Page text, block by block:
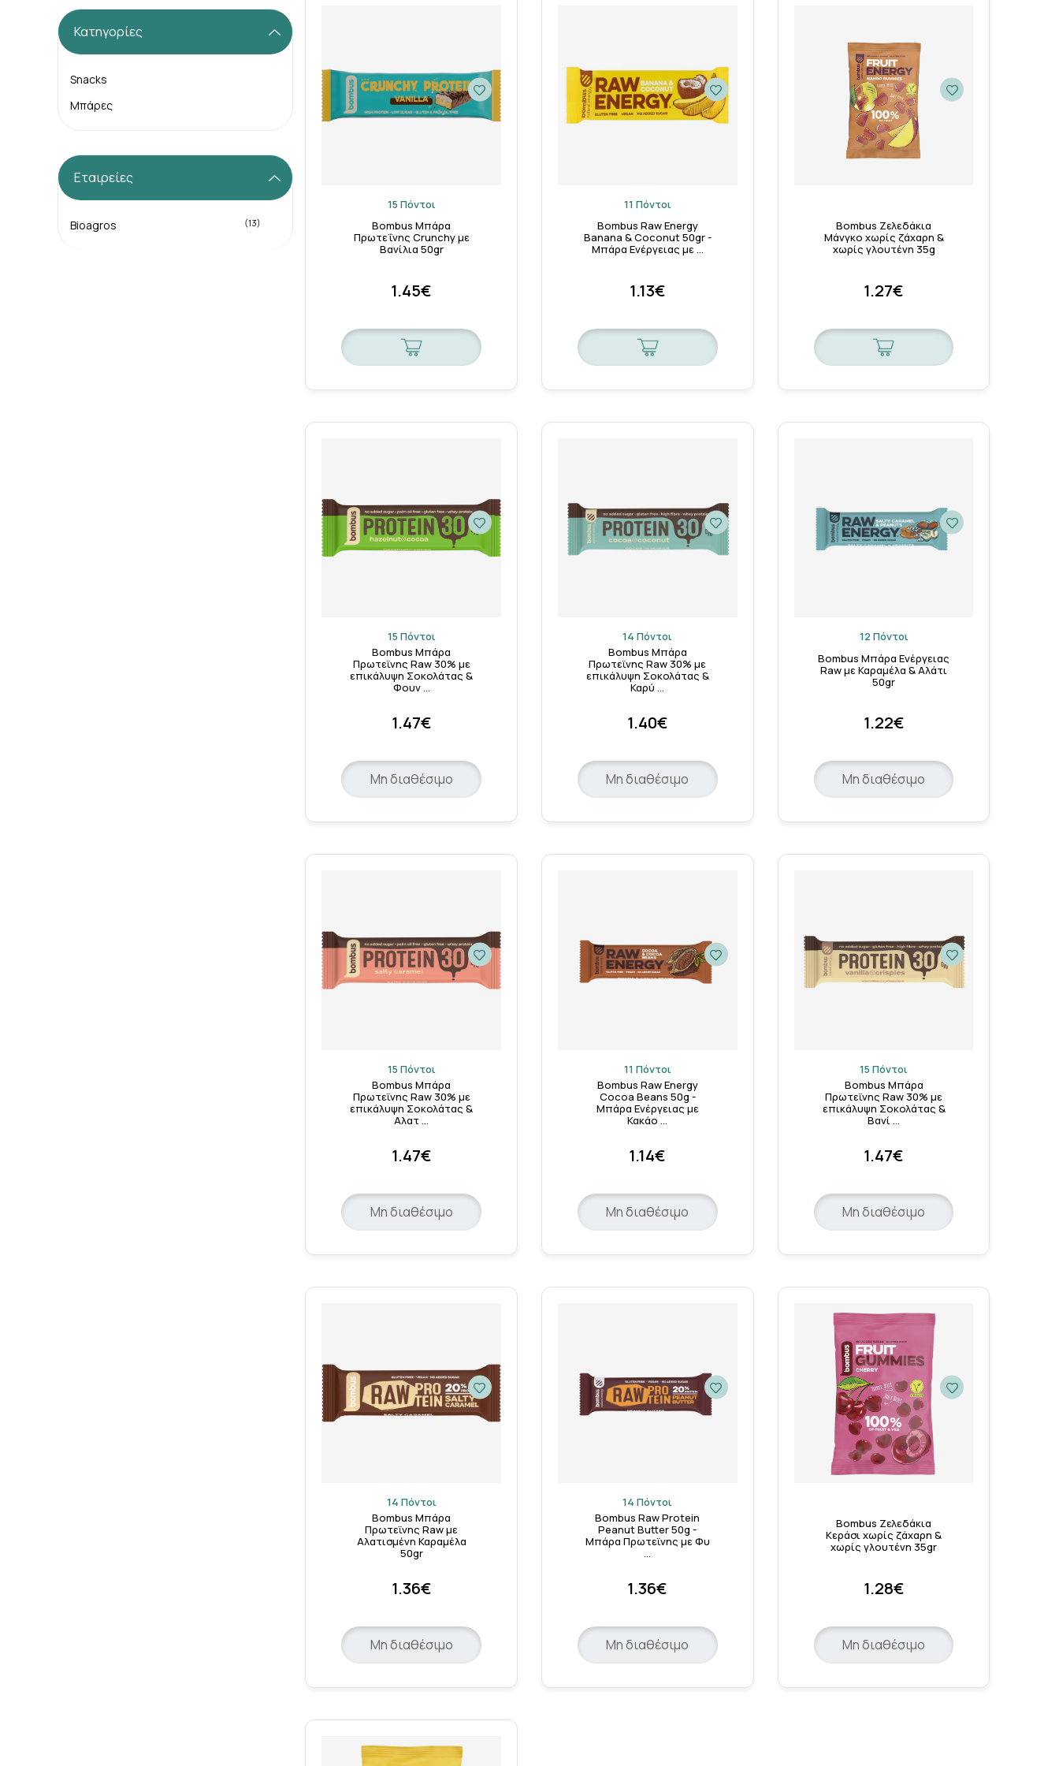
Κατηγορίες
Snacks
Μπάρες
Εταιρείες
Bioagros (13)
15 Πόντοι
Bombus Μπάρα
Πρωτεΐνης Crunchy με
Βανίλια 50gr
1.45€
11 Πόντοι
Bombus Raw Energy
Banana & Coconut 50gr -
Μπάρα Ενέργειας με …
1.13€
Bombus Ζελεδάκια
Μάνγκο χωρίς ζάχαρη &
χωρίς γλουτένη 35g
1.27€
15 Πόντοι
Bombus Μπάρα
Πρωτεϊνης Raw 30% με
επικάλυψη Σοκολάτας &
Φουν …
1.47€
Μη διαθέσιμο
14 Πόντοι
Bombus Μπάρα
Πρωτεϊνης Raw 30% με
επικάλυψη Σοκολάτας &
Καρύ …
1.40€
Μη διαθέσιμο
12 Πόντοι
Bombus Μπάρα Ενέργειας
Raw με Καραμέλα & Αλάτι
50gr
1.22€
Μη διαθέσιμο
15 Πόντοι
Bombus Μπάρα
Πρωτεϊνης Raw 30% με
επικάλυψη Σοκολάτας &
Αλατ …
1.47€
Μη διαθέσιμο
11 Πόντοι
Bombus Raw Energy
Cocoa Beans 50g -
Μπάρα Ενέργειας με
Κακάο …
1.14€
Μη διαθέσιμο
15 Πόντοι
Bombus Μπάρα
Πρωτεϊνης Raw 30% με
επικάλυψη Σοκολάτας &
Βανί …
1.47€
Μη διαθέσιμο
14 Πόντοι
Bombus Μπάρα
Πρωτεϊνης Raw με
Αλατισμένη Καραμέλα
50gr
1.36€
Μη διαθέσιμο
14 Πόντοι
Bombus Raw Protein
Peanut Butter 50g -
Μπάρα Πρωτεϊνης με Φυ
…
1.36€
Μη διαθέσιμο
Bombus Ζελεδάκια
Κεράσι χωρίς ζάχαρη &
χωρίς γλουτένη 35gr
1.28€
Μη διαθέσιμο